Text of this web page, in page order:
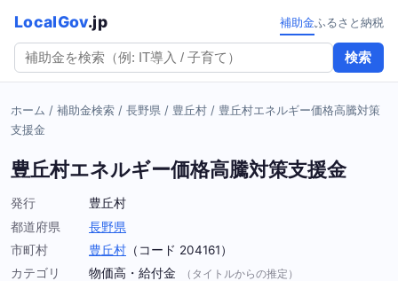
LocalGov.jp
検索
補助金ふるさと納税
ホーム / 補助金検索 / 長野県 / 豊丘村 / 豊丘村エネルギー価格高騰対策
支援金
豊丘村エネルギー価格高騰対策支援金
発行
豊丘村
都道府県
長野県
市町村
豊丘村 （コード 204161）
カテゴリ
物価高・給付金 （タイトルからの推定）